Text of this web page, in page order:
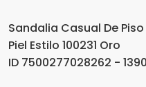
Sandalia Casual De
Piel Estilo 100231 Oro
ID 7500277028262 -